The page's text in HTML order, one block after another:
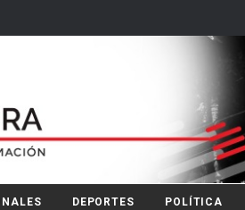
DEPORTES POLÍTICA